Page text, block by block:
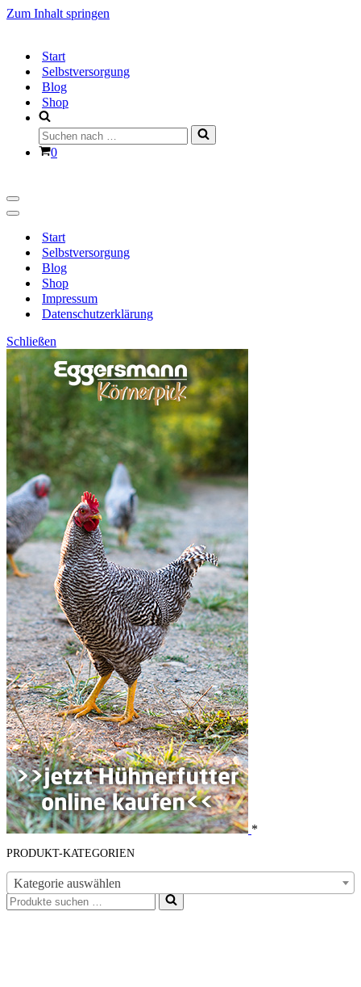
Zum Inhalt springen
Start
Selbstversorgung
Blog
Shop
Suchen
nach …
Warenkorb
0
Navigationsmenü
Navigationsmenü
Start
Selbstversorgung
Blog
Shop
Impressum
Datenschutzerklärung
Schließen
*
PRODUKT-KATEGORIEN
Kategorie auswählen
Suchen
nach …